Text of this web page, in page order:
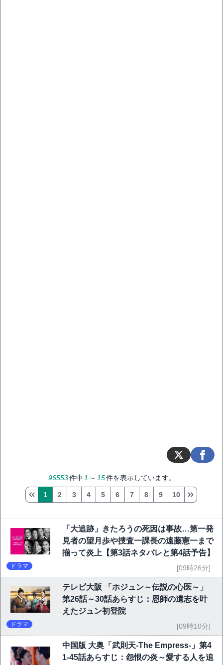
96553件中 1 ～ 15件を表示しています。
1 2 3 4 5 6 7 8 9 10
「大追跡」きたろうの死因は事故…第一発
見者の望月歩や捜査一課長の遠藤憲一まで
揃って炎上【第3話ネタバレと第4話予告】
ドラマ [09時26分]
テレビ大阪 「ホジュン～伝説の心医～」
第26話～30話あらすじ：恩師の遺志を叶
えたジュン初登院
ドラマ [09時10分]
中国版 大奥「武則天-The Empress-」第4
1-45話あらすじ：怨恨の炎～愛する人を追